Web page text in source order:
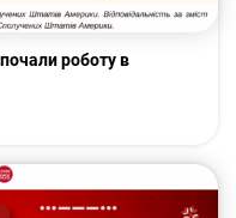
роботу в